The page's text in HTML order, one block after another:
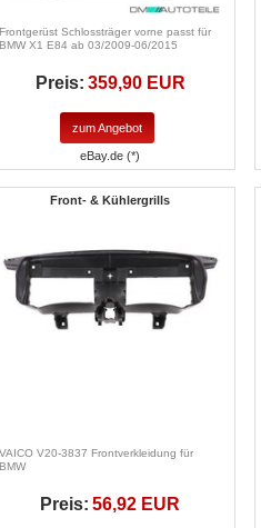
Frontgerüst Schlossträger vorne passt für
BMW X1 E84 ab 03/2009-06/2015
Preis: 359,90 EUR
zum Angebot
eBay.de (*)
Front- & Kühlergrills
VAICO V20-3837 Frontverkleidung für
BMW
Preis: 56,92 EUR